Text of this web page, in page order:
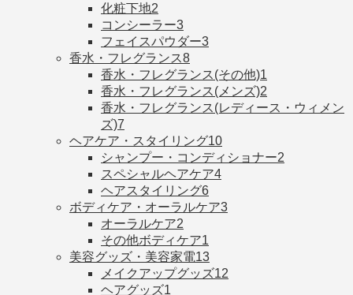
化粧下地2
コンシーラー3
フェイスパウダー3
香水・フレグランス8
香水・フレグランス(その他)1
香水・フレグランス(メンズ)2
香水・フレグランス(レディース・ウィメン
ズ)7
ヘアケア・スタイリング10
シャンプー・コンディショナー2
スペシャルヘアケア4
ヘアスタイリング6
ボディケア・オーラルケア3
オーラルケア2
その他ボディケア1
美容グッズ・美容家電13
メイクアップグッズ12
ヘアグッズ1